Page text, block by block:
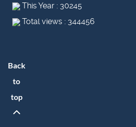
This Year : 30245
Total views : 344456
Back
to
top